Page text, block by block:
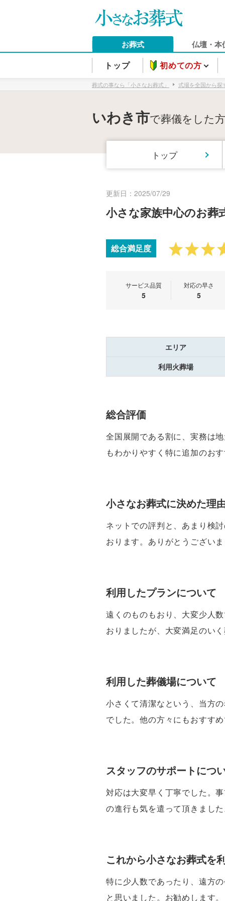
お葬式 仏壇・本
トップ 初めての方
葬式の事なら「小さなお葬式」 式場を全国から探
いわき市で葬儀をした
トップ
更新日：2025/07/29
小さな家族中心のお葬
総合満足度
サービス品質 対応の早さ
5 5
エリア
利用火葬場
総合評価
全国展開である割に、実務は
もわかりやすく特に追加のお
小さなお葬式に決めた理
ネットでの評判と、あまり検
おります。ありがとうござい
利用したプランについて
遠くのものもおり、大変少人
おりましたが、大変満足のい
利用した葬儀場について
小さくて清潔なという、当方
でした。他の方々にもおすす
スタッフのサポートにつ
対応は大変早く丁寧でした。
の進行も気を遣って頂きまし
これから小さなお葬式を
特に少人数であったり、遠方
と思いました。お勧めします。